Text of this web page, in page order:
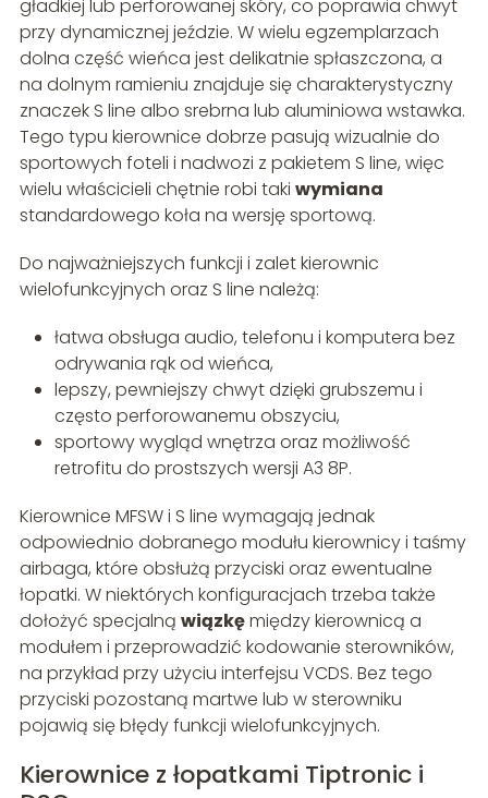
gładkiej lub perforowanej skóry, co poprawia chwyt
przy dynamicznej jeździe. W wielu egzemplarzach
dolna część wieńca jest delikatnie spłaszczona, a
na dolnym ramieniu znajduje się charakterystyczny
znaczek S line albo srebrna lub aluminiowa wstawka.
Tego typu kierownice dobrze pasują wizualnie do
sportowych foteli i nadwozi z pakietem S line, więc
wielu właścicieli chętnie robi taki wymiana
standardowego koła na wersję sportową.
Do najważniejszych funkcji i zalet kierownic
wielofunkcyjnych oraz S line należą:
łatwa obsługa audio, telefonu i komputera bez
odrywania rąk od wieńca,
lepszy, pewniejszy chwyt dzięki grubszemu i
często perforowanemu obszyciu,
sportowy wygląd wnętrza oraz możliwość
retrofitu do prostszych wersji A3 8P.
Kierownice MFSW i S line wymagają jednak
odpowiednio dobranego modułu kierownicy i taśmy
airbaga, które obsłużą przyciski oraz ewentualne
łopatki. W niektórych konfiguracjach trzeba także
dołożyć specjalną wiąz­kęmiędzy kierownicą a
modułem i przeprowadzić kodowanie sterowników,
na przykład przy użyciu interfejsu VCDS. Bez tego
przyciski pozostaną martwe lub w sterowniku
pojawią się błędy funkcji wielofunkcyjnych.
Kierownice z łopatkami Tiptronic i